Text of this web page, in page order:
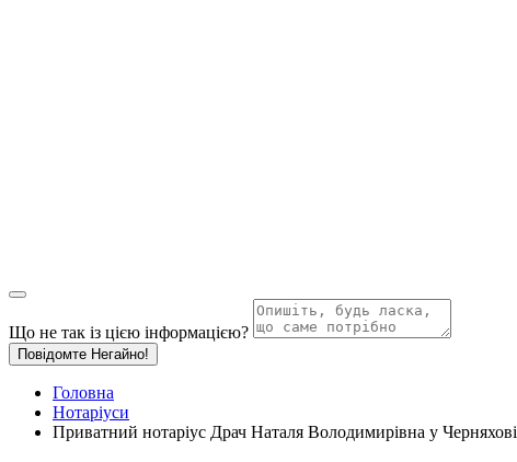
Що не так із цією інформацією?
Повідомте Негайно!
Головна
Нотаріуси
Приватний нотаріус Драч Наталя Володимирівна у Черняхові